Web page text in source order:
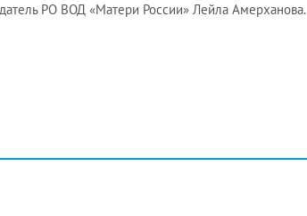
РО ВОД «Матери России» Лейла Амерханова.